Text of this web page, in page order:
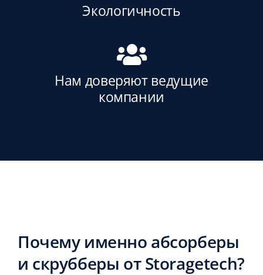
Экологичность
Нам доверяют ведущие
компании
Почему именно абсорберы
и скрубберы от Storagetech?